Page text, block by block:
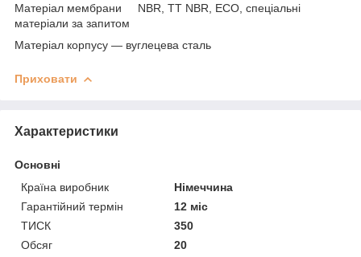
Матеріал мембрани NBR, TT NBR, ECO, спеціальні
матеріали за запитом
Матеріал корпусу — вуглецева сталь
Приховати
Характеристики
Основні
Країна виробник
Німеччина
Гарантійний термін
12 міс
ТИСК
350
Обсяг
20